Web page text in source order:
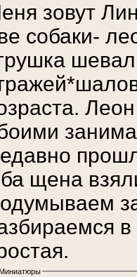
зовут
собаки-
щена
Миниатюры